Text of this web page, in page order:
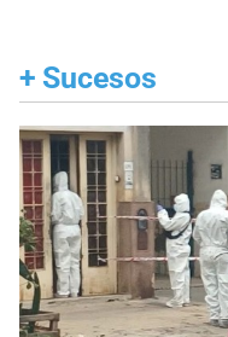
+ Sucesos